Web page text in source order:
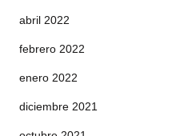
abril 2022
febrero 2022
enero 2022
diciembre 2021